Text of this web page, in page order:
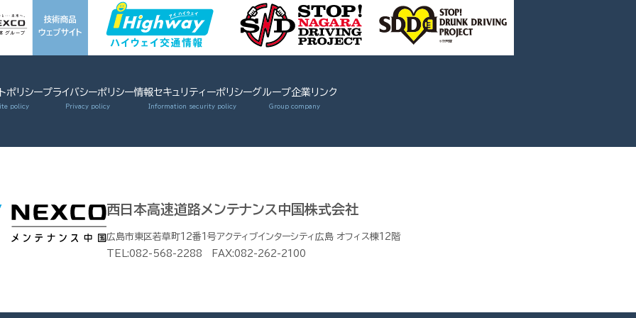
ポリシープライバシーポリシー情報セキュリティーポリシーグループ企業リンク
西日本高速道路メンテナンス中国株式会社
広島市東区若草町12番1号アクティブインターシティ広島 オフィス棟12階
TEL:082-568-2288 FAX:082-262-2100